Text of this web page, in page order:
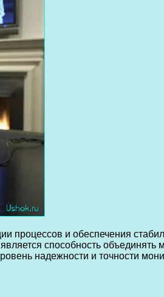
процессов и обеспечения
способность
надежности и точности